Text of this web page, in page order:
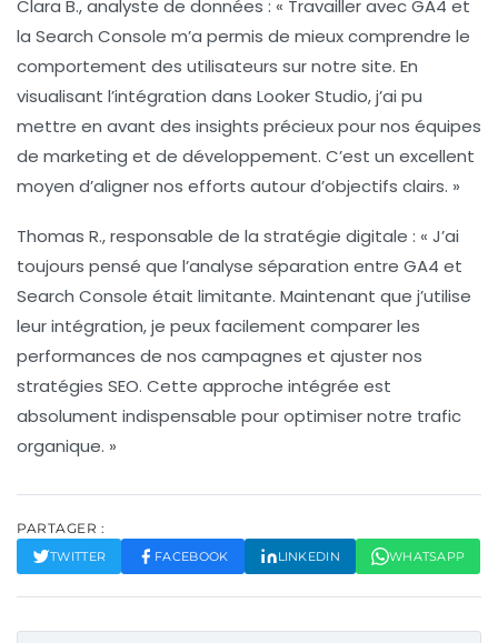
Clara B., analyste de données : « Travailler avec GA4 et
la Search Console m’a permis de mieux comprendre le
comportement des utilisateurs sur notre site. En
visualisant l’intégration dans Looker Studio, j’ai pu
mettre en avant des insights précieux pour nos équipes
de marketing et de développement. C’est un excellent
moyen d’aligner nos efforts autour d’objectifs clairs. »
Thomas R., responsable de la stratégie digitale : « J’ai
toujours pensé que l’analyse séparation entre GA4 et
Search Console était limitante. Maintenant que j’utilise
leur intégration, je peux facilement comparer les
performances de nos campagnes et ajuster nos
stratégies SEO. Cette approche intégrée est
absolument indispensable pour optimiser notre trafic
organique. »
PARTAGER :
TWITTER FACEBOOK LINKEDIN WHATSAPP